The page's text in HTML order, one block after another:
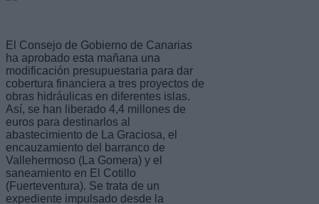
El Consejo de Gobierno de Canarias
ha aprobado esta mañana una
modificación presupuestaria para dar
cobertura financiera a tres proyectos de
obras hidráulicas en diferentes islas.
Así, se han liberado 4,4 millones de
euros para destinarlos al
abastecimiento de La Graciosa, el
encauzamiento del barranco de
Vallehermoso (La Gomera) y el
saneamiento en El Cotillo
(Fuerteventura). Se trata de un
expediente impulsado desde la